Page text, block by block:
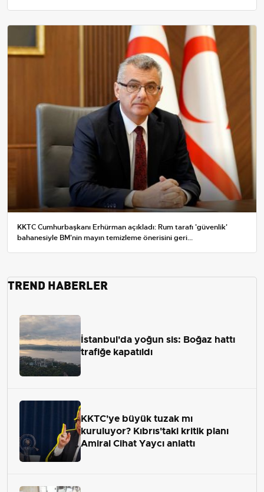
KKTC Cumhurbaşkanı Erhürman açıkladı: Rum tarafı 'güvenlik'
bahanesiyle BM'nin mayın temizleme önerisini geri...
TREND HABERLER
İstanbul'da yoğun sis: Boğaz hattı
trafiğe kapatıldı
KKTC'ye büyük tuzak mı
kuruluyor? Kıbrıs'taki kritik planı
Amiral Cihat Yaycı anlattı